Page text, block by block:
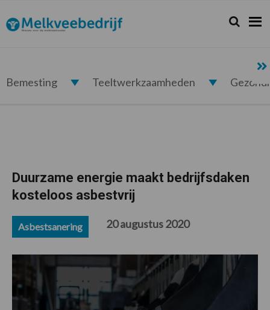
de
hoofdnavigatie
de
hoofd
de
eerste
de
voettekst
Melkveebedrijf.nl Zoeken...
Zoek
Bemesting Teeltwerkzaamheden
Duurzame energie maakt bedrijfsdaken
kosteloos asbestvrij
Asbestsanering 20 augustus 2020